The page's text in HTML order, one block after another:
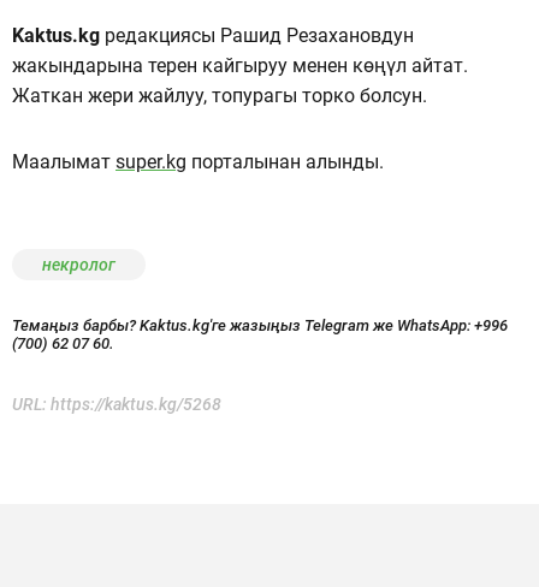
Kaktus.kg редакциясы Рашид Резахановдун
жакындарына терен кайгыруу менен көңүл айтат.
Жаткан жери жайлуу, топурагы торко болсун.
Маалымат super.kg порталынан алынды.
некролог
Темаңыз барбы? Kaktus.kg'ге жазыңыз Telegram же WhatsApp: +996
(700) 62 07 60.
URL: https://kaktus.kg/5268